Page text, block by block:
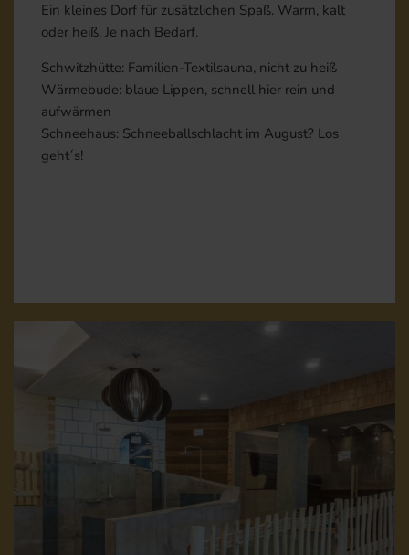
Ein kleines Dorf für zusätzlichen Spaß. Warm, kalt
oder heiß. Je nach Bedarf.
Schwitzhütte: Familien-Textilsauna, nicht zu heiß
Wärmebude: blaue Lippen, schnell hier rein und
aufwärmen
Schneehaus: Schneeballschlacht im August? Los
geht´s!